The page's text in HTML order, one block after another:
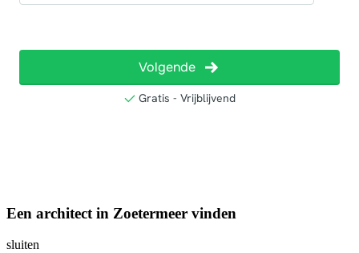
Een architect in Zoetermeer vinden
sluiten